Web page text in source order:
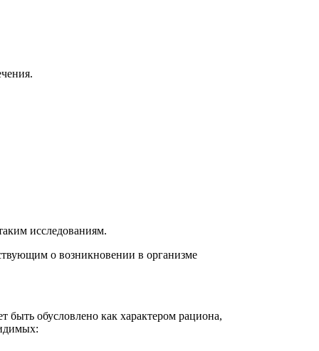
исследованиям.
о возникновении в организме
обусловлено как характером рациона,